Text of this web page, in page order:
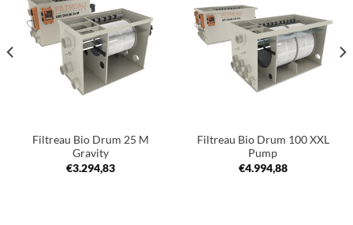
Toevoegen
aan
verlanglijst
Filtreau Bio Drum 25 M
Gravity
€3.294,83
aan
verlanglijst
Filtreau Bio Drum 100 XXL
Pump
€4.994,88